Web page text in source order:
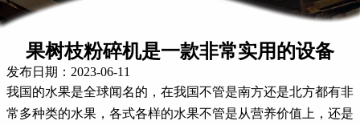
果树枝粉碎机是一款非常实用的设备
发布日期：2023-06-11
我国的水果是全球闻名的，在我国不管是南方还是北方都有非
常多种类的水果，各式各样的水果不管是从营养价值上，还是